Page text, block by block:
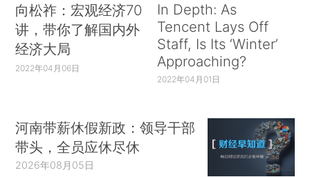
向松祚：宏观经济70
讲，带你了解国内外
经济大局
2022年04月06日
In Depth: As
Tencent Lays Off
Staff, Is Its ‘Winter’
Approaching?
2022年04月01日
河南带薪休假新政：领导干部
带头，全员应休尽休
2026年08月05日